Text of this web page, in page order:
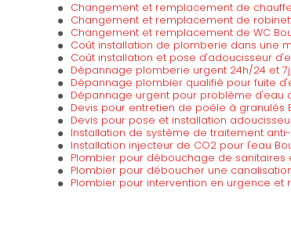
Changement et remplacement de
Changement et remplacement de
Changement et remplacement de WC
Coût installation de plomberie dans une
Coût installation et pose d'adoucisseur
Dépannage plomberie urgent 24h/24 et
Dépannage plombier qualifié pour fuite
Dépannage urgent pour problème d'eau
Devis pour entretien de poêle à granulés
Devis pour pose et installation
Installation de système de traitement
Installation injecteur de CO2 pour l'eau
Plombier pour débouchage de
Plombier pour déboucher une
Plombier pour intervention en urgence